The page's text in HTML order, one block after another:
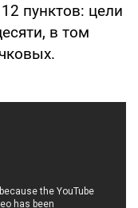
пунктов: цели
в том